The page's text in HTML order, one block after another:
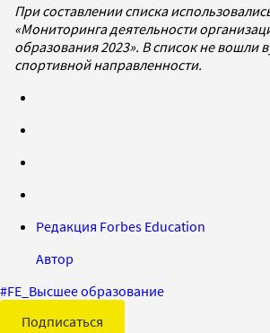
При составлении списка
«Мониторинга деятельности
образования 2023». В список не вошли
спортивной направленности.
Редакция Forbes Education
Автор
#FE_Высшее образование
Подписаться